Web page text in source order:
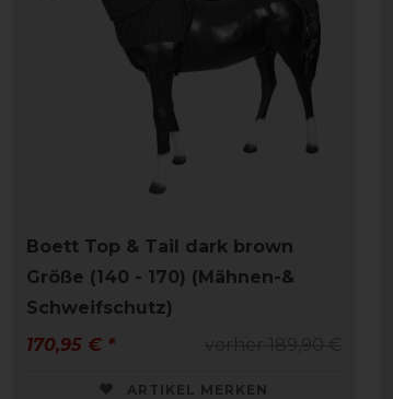
Boett Top & Tail dark brown
Größe (140 - 170) (Mähnen-&
Schweifschutz)
170,95 € *
ARTIKEL MERKEN